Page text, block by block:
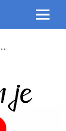
Menu